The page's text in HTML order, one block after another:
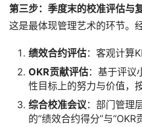
第三步：季度末的校准评估与
这是最体现管理艺术的环节。
绩效合约评估：客观计算
OKR贡献评估：基于评议
性目标上的努力与价值，
综合校准会议：部门管理
的“绩效合约得分”与“OKR